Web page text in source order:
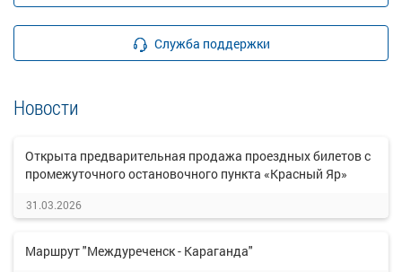
Служба поддержки
Новости
Открыта предварительная продажа проездных билетов с
промежуточного остановочного пункта «Красный Яр»
31.03.2026
Маршрут "Междуреченск - Караганда"